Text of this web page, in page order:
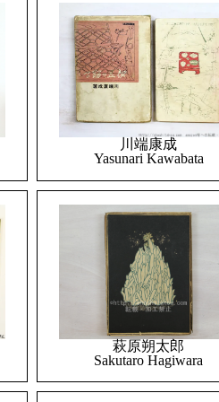
川端康成
Yasunari Kawabata
萩原朔太郎
Sakutaro Hagiwara